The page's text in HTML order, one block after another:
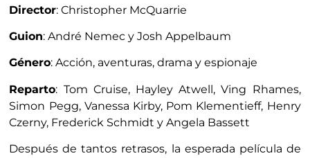
Director: Christopher McQuarrie
Guion: André Nemec y Josh Appelbaum
Género: Acción, aventuras, drama y espionaje
Reparto: Tom Cruise, Hayley Atwell, Ving Rhames,
Simon Pegg, Vanessa Kirby, Pom Klementieff, Henry
Czerny, Frederick Schmidt y Angela Bassett
Después de tantos retrasos, la esperada película de